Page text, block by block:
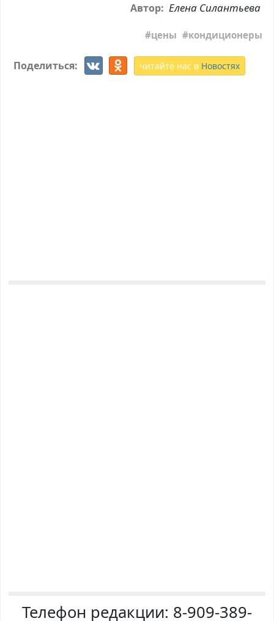
Автор: Елена Силантьева
цены кондиционеры
Поделиться: читайте нас в Новостях
Телефон редакции: 8-909-389-